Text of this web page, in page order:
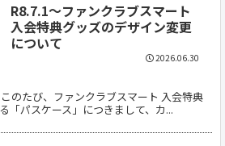
R8.7.1～ファンクラブスマート
入会特典グッズのデザイン変更
について
のたび、ファンクラブスマート 入会特典
「パスケース」につきまして、カ...
2026.06.30